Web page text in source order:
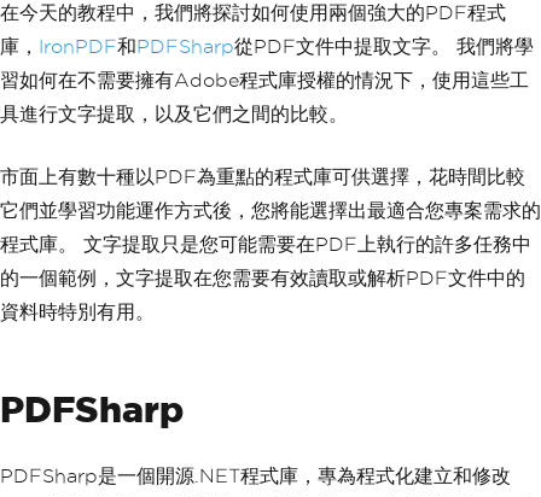
在今天的教程中，我們將探討如何使用兩個強大的PDF程式
庫， IronPDF和PDFSharp從PDF文件中提取文字。 我們將學
習如何在不需要擁有Adobe程式庫授權的情況下，使用這些工
具進行文字提取，以及它們之間的比較。
市面上有數十種以PDF為重點的程式庫可供選擇，花時間比較
它們並學習功能運作方式後，您將能選擇出最適合您專案需求的
程式庫。 文字提取只是您可能需要在PDF上執行的許多任務中
的一個範例，文字提取在您需要有效讀取或解析PDF文件中的
資料時特別有用。
PDFSharp
PDFSharp是一個開源.NET程式庫，專為程式化建立和修改